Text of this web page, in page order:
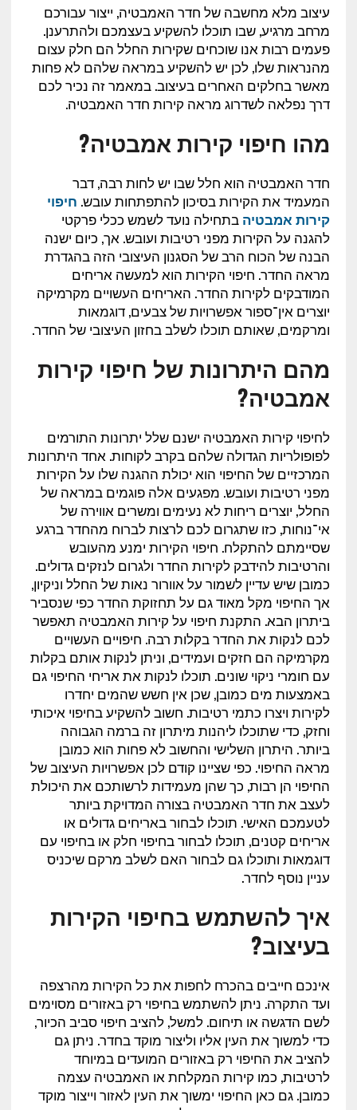
עיצוב מלא מחשבה של חדר האמבטיה, ייצור עבורכם
מרחב מרגיע, שבו תוכלו להשקיע בעצמכם ולהתרענן.
פעמים רבות אנו שוכחים שקירות החלל הם חלק עצום
מהנראות שלו, לכן יש להשקיע במראה שלהם לא פחות
מאשר בחלקים האחרים בעיצוב. במאמר זה נכיר לכם
דרך נפלאה לשדרוג מראה קירות חדר האמבטיה.
מהו חיפוי קירות אמבטיה?
חדר האמבטיה הוא חלל שבו יש לחות רבה, דבר
המעמיד את הקירות בסיכון להתפתחות עובש. חיפוי
קירות אמבטיה בתחילה נועד לשמש ככלי פרקטי
להגנה על הקירות מפני רטיבות ועובש. אך, כיום ישנה
הבנה של הכוח הרב של הסגנון העיצובי הזה בהגדרת
מראה החדר. חיפוי הקירות הוא למעשה אריחים
המודבקים לקירות החדר. האריחים העשויים מקרמיקה
יוצרים אין־ספור אפשרויות של צבעים, דוגמאות
ומרקמים, שאותם תוכלו לשלב בחזון העיצובי של החדר.
מהם היתרונות של חיפוי קירות
אמבטיה?
לחיפוי קירות האמבטיה ישנם שלל יתרונות התורמים
לפופולריות הגדולה שלהם בקרב לקוחות. אחד היתרונות
המרכזיים של החיפוי הוא יכולת ההגנה שלו על הקירות
מפני רטיבות ועובש. מפגעים אלה פוגמים במראה של
החלל, יוצרים ריחות לא נעימים ומשרים אווירה של
אי־נוחות, כזו שתגרום לכם לרצות לברוח מהחדר ברגע
שסיימתם להתקלח. חיפוי הקירות ימנע מהעובש
והרטיבות להידבק לקירות החדר ולגרום לנזקים גדולים.
כמובן שיש עדיין לשמור על אוורור נאות של החלל וניקיון,
אך החיפוי מקל מאוד גם על תחזוקת החדר כפי שנסביר
ביתרון הבא. התקנת חיפוי על קירות האמבטיה תאפשר
לכם לנקות את החדר בקלות רבה. חיפויים העשויים
מקרמיקה הם חזקים ועמידים, וניתן לנקות אותם בקלות
עם חומרי ניקוי שונים. תוכלו לנקות את אריחי החיפוי גם
באמצעות מים כמובן, שכן אין חשש שהמים יחדרו
לקירות ויצרו כתמי רטיבות. חשוב להשקיע בחיפוי איכותי
וחזק, כדי שתוכלו ליהנות מיתרון זה ברמה הגבוהה
ביותר. היתרון השלישי והחשוב לא פחות הוא כמובן
מראה החיפוי. כפי שציינו קודם לכן אפשרויות העיצוב של
החיפוי הן רבות, כך שהן מעמידות לרשותכם את היכולת
לעצב את חדר האמבטיה בצורה המדויקת ביותר
לטעמכם האישי. תוכלו לבחור באריחים גדולים או
אריחים קטנים, תוכלו לבחור בחיפוי חלק או בחיפוי עם
דוגמאות ותוכלו גם לבחור האם לשלב מרקם שיכניס
עניין נוסף לחדר.
איך להשתמש בחיפוי הקירות
בעיצוב?
אינכם חייבים בהכרח לחפות את כל הקירות מהרצפה
ועד התקרה. ניתן להשתמש בחיפוי רק באזורים מסוימים
לשם הדגשה או תיחום. למשל, להציב חיפוי סביב הכיור,
כדי למשוך את העין אליו וליצור מוקד בחדר. ניתן גם
להציב את החיפוי רק באזורים המועדים במיוחד
לרטיבות, כמו קירות המקלחת או האמבטיה עצמה
כמובן. גם כאן החיפוי ימשוך את העין לאזור וייצור מוקד